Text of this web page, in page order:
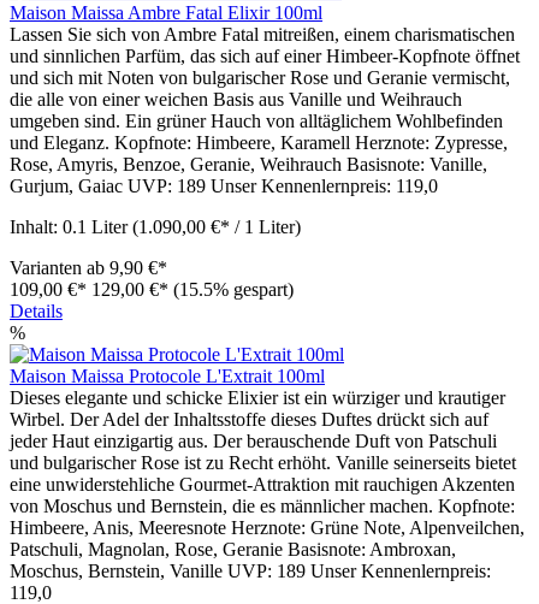
Maison Maissa Ambre Fatal Elixir 100ml
Lassen Sie sich von Ambre Fatal mitreißen, einem charismatischen
und sinnlichen Parfüm, das sich auf einer Himbeer-Kopfnote öffnet
und sich mit Noten von bulgarischer Rose und Geranie vermischt,
die alle von einer weichen Basis aus Vanille und Weihrauch
umgeben sind. Ein grüner Hauch von alltäglichem Wohlbefinden
und Eleganz. Kopfnote: Himbeere, Karamell Herznote: Zypresse,
Rose, Amyris, Benzoe, Geranie, Weihrauch Basisnote: Vanille,
Gurjum, Gaiac UVP: 189 Unser Kennenlernpreis: 119,0
Inhalt: 0.1 Liter(1.090,00 €* / 1 Liter)
Varianten ab 9,90 €*
109,00 €* 129,00 €* (15.5% gespart)
Details
%
Maison Maissa Protocole L'Extrait 100ml
Dieses elegante und schicke Elixier ist ein würziger und krautiger
Wirbel. Der Adel der Inhaltsstoffe dieses Duftes drückt sich auf
jeder Haut einzigartig aus. Der berauschende Duft von Patschuli
und bulgarischer Rose ist zu Recht erhöht. Vanille seinerseits bietet
eine unwiderstehliche Gourmet-Attraktion mit rauchigen Akzenten
von Moschus und Bernstein, die es männlicher machen. Kopfnote:
Himbeere, Anis, Meeresnote Herznote: Grüne Note, Alpenveilchen,
Patschuli, Magnolan, Rose, Geranie Basisnote: Ambroxan,
Moschus, Bernstein, Vanille UVP: 189 Unser Kennenlernpreis:
119,0